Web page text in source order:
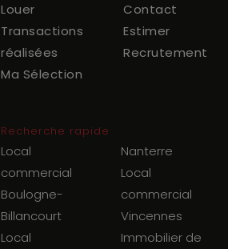
Louer
Transactions
réalisées
Ma Sélection
Contact
Estimer
Recrutement
Recherche rapide
Local
commercial
Boulogne-
Billancourt
Local
Nanterre
Local
commercial
Vincennes
Immobilier de